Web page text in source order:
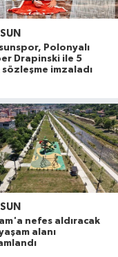
Polonyalı
Drapinski ile 5
sözleşme imzaladı
nefes aldıracak
alanı
coğrafi işaret ve
çarpıştı: 1 yaralı
1 yaralı